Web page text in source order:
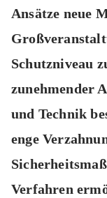
Ansätze neue
Schutzniveau
zunehmender
und Technik
enge
Verfahren